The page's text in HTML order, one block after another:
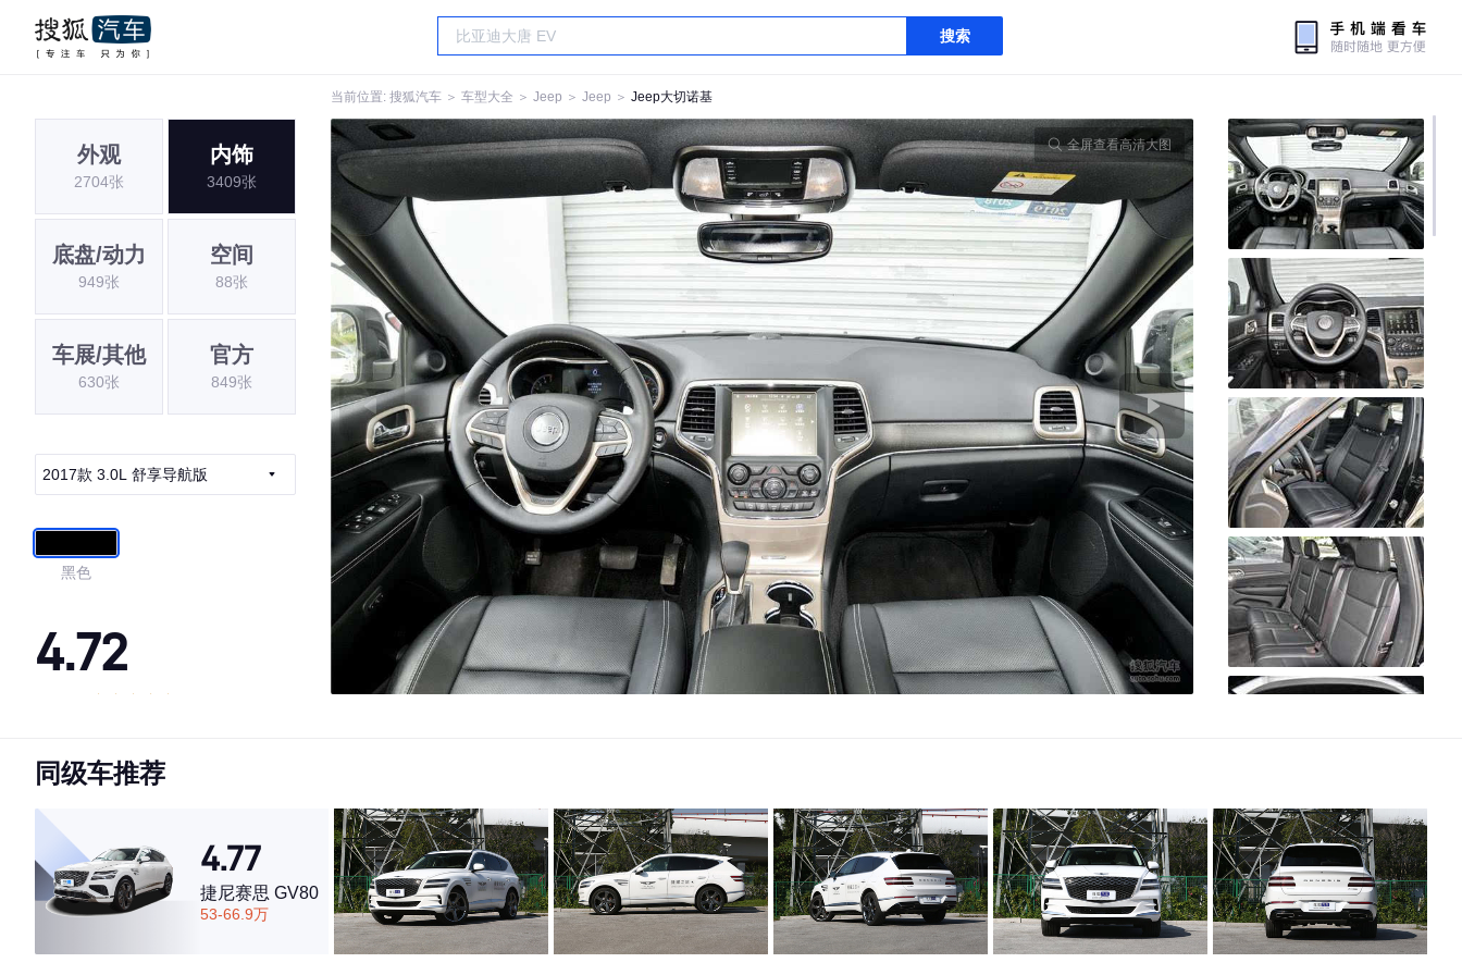
搜索
当前位置: 搜狐汽车 ＞ 车型大全 ＞ Jeep ＞ Jeep ＞ Jeep大切诺基
外观
2704张
内饰
3409张
底盘/动力
949张
空间
88张
车展/其他
630张
官方
849张
2017款 3.0L 舒享导航版
黑色
4.72
·内饰表现一般，低于72%同级车
·空间表现一般，低于68%同级车
全屏查看高清大图
同级车推荐
4.77
捷尼赛思 GV80
53-66.9万